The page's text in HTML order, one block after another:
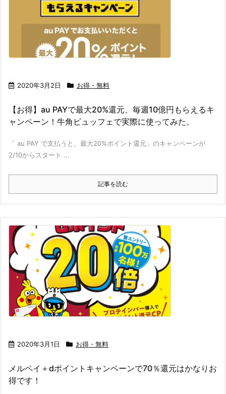
2020年3月2日 お得・無料
【お得】au PAYで最大20%還元、毎週10億円もらえるキ
ャンペーン！牛角ビュッフェで実際に使ってみた。
「 au PAY で支払うと、最大20%ポイント還元」のキャンペーンが
2/10からスタート ...
記事を読む
2020年3月1日 お得・無料
メルペイ＋dポイントキャンペーンで70％還元はかなりお
得です！